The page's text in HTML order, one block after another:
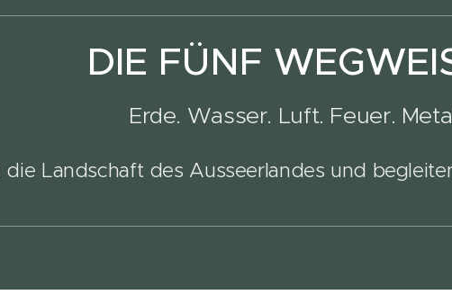
DIE FÜNF
Erde. Wasser. Luft. Feuer.
die Landschaft des Ausseerlandes und